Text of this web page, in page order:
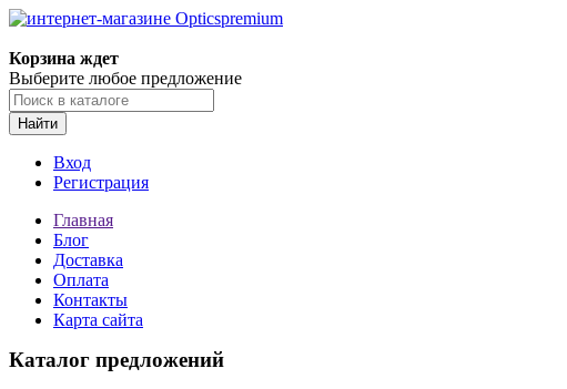
Корзина ждет
Выберите любое предложение
Найти
Вход
Регистрация
Главная
Блог
Доставка
Оплата
Контакты
Карта сайта
Каталог предложений